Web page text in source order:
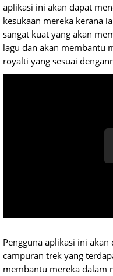
aplikasi ini akan dapat
kesukaan mereka kerana
sangat kuat yang akan
lagu dan akan membantu
royalti yang sesuai
Pengguna aplikasi ini
campuran trek yang
membantu mereka dalam